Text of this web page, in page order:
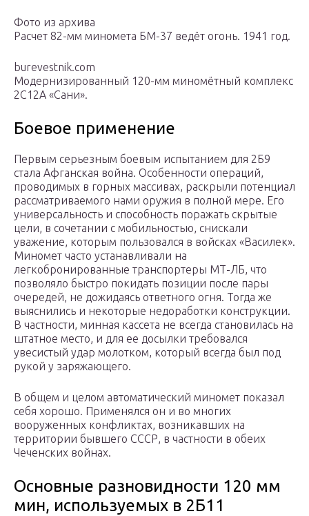
Фото из архива
Расчет 82-мм миномета БМ-37 ведёт огонь. 1941 год.
burevestnik.com
Модернизированный 120-мм миномётный комплекс
2С12А «Сани».
Боевое применение
Первым серьезным боевым испытанием для 2Б9
стала Афганская война. Особенности операций,
проводимых в горных массивах, раскрыли потенциал
рассматриваемого нами оружия в полной мере. Его
универсальность и способность поражать скрытые
цели, в сочетании с мобильностью, снискали
уважение, которым пользовался в войсках «Василек».
Миномет часто устанавливали на
легкобронированные транспортеры МТ-ЛБ, что
позволяло быстро покидать позиции после пары
очередей, не дожидаясь ответного огня. Тогда же
выяснились и некоторые недоработки конструкции.
В частности, минная кассета не всегда становилась на
штатное место, и для ее досылки требовался
увесистый удар молотком, который всегда был под
рукой у заряжающего.
В общем и целом автоматический миномет показал
себя хорошо. Применялся он и во многих
вооруженных конфликтах, возникавших на
территории бывшего СССР, в частности в обеих
Чеченских войнах.
Основные разновидности 120 мм
мин, используемых в 2Б11